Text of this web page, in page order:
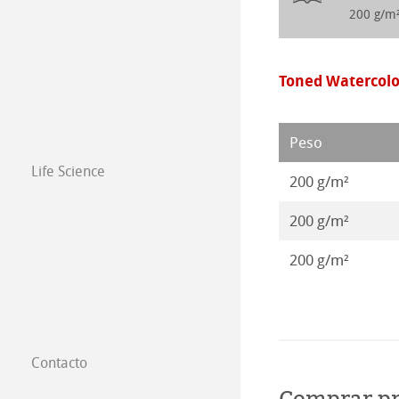
Papeles para
Pinturas 2017
Life Science
Contacto
200 g/
Toned
Peso
200 g/m²
200 g/m²
200 g/m²